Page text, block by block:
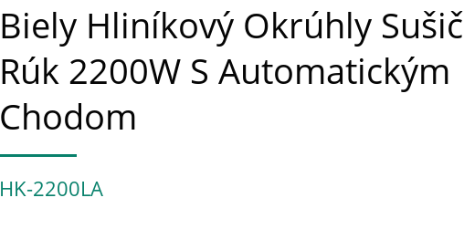
Biely Hliníkový Okrúhly Sušič
Rúk 2200W S Automatickým
Chodom
HK-2200LA